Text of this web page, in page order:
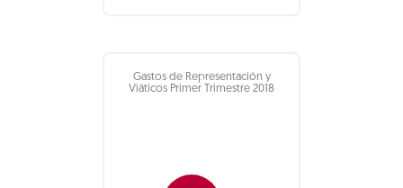
Gastos de Representación y
Viáticos Primer Trimestre 2018